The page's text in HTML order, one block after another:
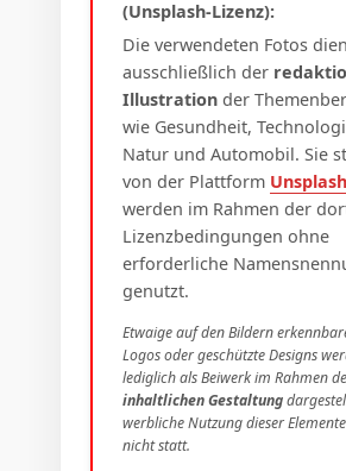
(Unsplash-Lizenz):
Die verwendeten Fotos
ausschließlich der
Illustration der
wie Gesundheit,
Natur und Automobil. Sie
von der Plattform Unsplash
werden im Rahmen der
Lizenzbedingungen ohne
erforderliche
genutzt.
Etwaige auf den Bildern
Logos oder geschützte Designs
lediglich als Beiwerk im Rahmen
inhaltlichen Gestaltung
werbliche Nutzung dieser
nicht statt.